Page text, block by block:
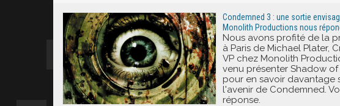
Condemned 3 : une sortie
Monolith Productions nous
Nous avons profité de la
à Paris de Michael Plater,
VP chez Monolith
venu présenter Shadow of
pour en savoir davantage
l'avenir de Condemned.
réponse.